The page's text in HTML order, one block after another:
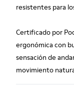
resistentes para
Certificado por
ergonómica con
sensación de
movimiento